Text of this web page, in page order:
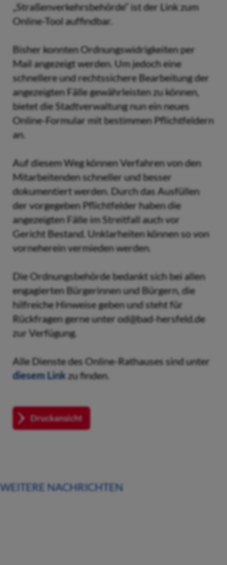
„Straßenverkehrsbehörde“ ist der Link zum
Online-Tool auffindbar.
Bisher konnten Ordnungswidrigkeiten per
Mail angezeigt werden. Um jedoch eine
schnellere und rechtssichere Bearbeitung der
angezeigten Fälle gewährleisten zu können,
bietet die Stadtverwaltung nun ein neues
Online-Formular mit bestimmen Pflichtfeldern
an.
Auf diesem Weg können Verfahren von den
Mitarbeitenden schneller und besser
dokumentiert werden. Durch das Ausfüllen
der vorgegeben Pflichtfelder haben die
angezeigten Fälle im Streitfall auch vor
Gericht Bestand. Unklarheiten können so von
vorneherein vermieden werden.
Die Ordnungsbehörde bedankt sich bei allen
engagierten Bürgerinnen und Bürgern, die
hilfreiche Hinweise geben und steht für
Rückfragen gerne unter od@bad-hersfeld.de
zur Verfügung.
Alle Dienste des Online-Rathauses sind unter
diesem Linkzu finden.
Druckansicht
WEITERE NACHRICHTEN